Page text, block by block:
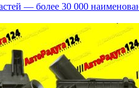
— более 30 000